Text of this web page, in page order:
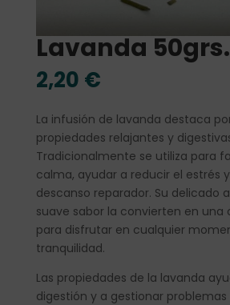
Lavanda 50grs.
2,20 €
La infusión de lavanda destaca
propiedades relajantes y
Tradicionalmente se utiliza para
calma, ayudar a reducir el estrés
descanso reparador. Su delicado
suave sabor la convierten en una
para disfrutar en cualquier
tranquilidad.
Las propiedades de la lavanda
digestión y a gestionar